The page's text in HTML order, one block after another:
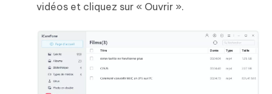
vidéos et cliquez sur « Ouvrir ».